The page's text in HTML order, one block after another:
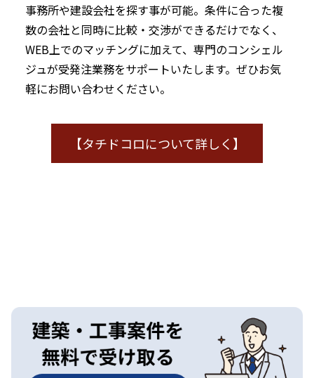
事務所や建設会社を探す事が可能。条件に合った複
数の会社と同時に比較・交渉ができるだけでなく、
WEB上でのマッチングに加えて、専門のコンシェル
ジュが受発注業務をサポートいたします。ぜひお気
軽にお問い合わせください。
【タチドコロについて詳しく】